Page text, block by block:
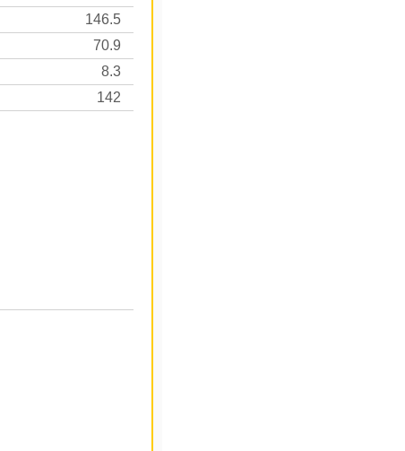
146.5
70.9
8.3
142